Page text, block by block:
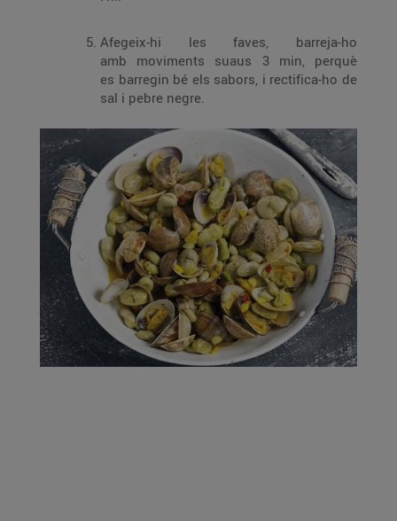
Afegeix-hi les faves, barreja-ho
amb moviments suaus 3 min, perquè
es barregin bé els sabors, i rectifica-ho de
sal i pebre negre.